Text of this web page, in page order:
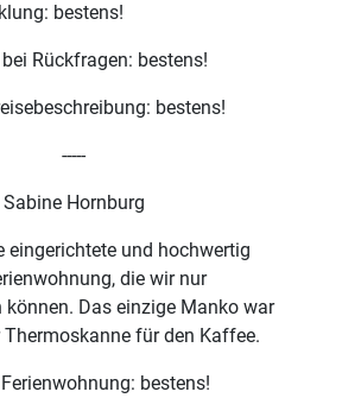
bestens!
Rückfragen: bestens!
bestens!
-----
Hornburg
eingerichtete und hochwertig
die wir nur
Das einzige Manko war
Thermoskanne für den Kaffee.
bestens!